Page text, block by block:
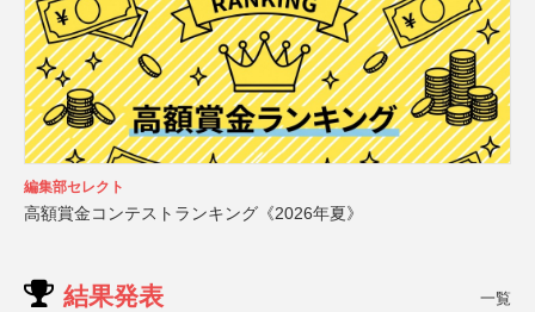
編集部セレクト
高額賞金コンテストランキング《2026年夏》
結果発表 一覧